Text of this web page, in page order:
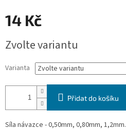
14 Kč
cena:
Zvolte variantu
Varianta
Přidat do košíku
Síla návazce - 0,50mm, 0,80mm, 1,2mm.